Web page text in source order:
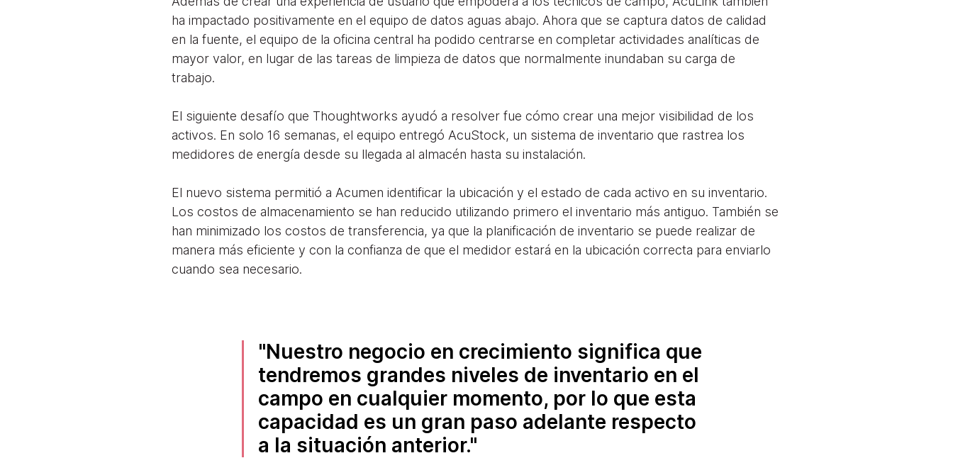
ha impactado positivamente en el equipo de datos aguas abajo. Ahora que se captura datos de calidad
en la fuente, el equipo de la oficina central ha podido centrarse en completar actividades analíticas de
mayor valor, en lugar de las tareas de limpieza de datos que normalmente inundaban su carga de
trabajo.
El siguiente desafío que Thoughtworks ayudó a resolver fue cómo crear una mejor visibilidad de los
activos. En solo 16 semanas, el equipo entregó AcuStock, un sistema de inventario que rastrea los
medidores de energía desde su llegada al almacén hasta su instalación.
El nuevo sistema permitió a Acumen identificar la ubicación y el estado de cada activo en su inventario.
Los costos de almacenamiento se han reducido utilizando primero el inventario más antiguo. También se
han minimizado los costos de transferencia, ya que la planificación de inventario se puede realizar de
manera más eficiente y con la confianza de que el medidor estará en la ubicación correcta para enviarlo
cuando sea necesario.
Nuestro negocio en crecimiento significa que
tendremos grandes niveles de inventario en el
campo en cualquier momento, por lo que esta
capacidad es un gran paso adelante respecto
a la situación anterior.